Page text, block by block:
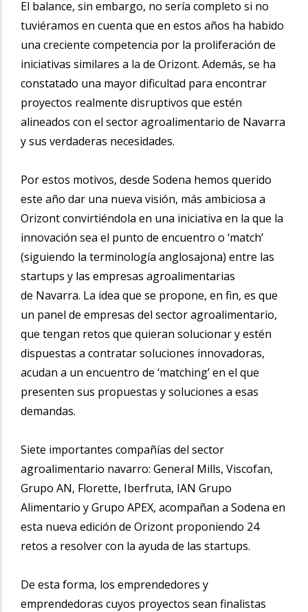
El balance, sin embargo, no sería completo si no
tuviéramos en cuenta que en estos años ha habido
una creciente competencia por la proliferación de
iniciativas similares a la de Orizont. Además, se ha
constatado una mayor dificultad para encontrar
proyectos realmente disruptivos que estén
alineados con el sector agroalimentario de Navarra
y sus verdaderas necesidades.
Por estos motivos, desde Sodena hemos querido
este año dar una nueva visión, más ambiciosa a
Orizont convirtiéndola en una iniciativa en la que la
innovación sea el punto de encuentro o ‘match’
(siguiendo la terminología anglosajona) entre las
startups y las empresas agroalimentarias
de Navarra. La idea que se propone, en fin, es que
un panel de empresas del sector agroalimentario,
que tengan retos que quieran solucionar y estén
dispuestas a contratar soluciones innovadoras,
acudan a un encuentro de ‘matching’ en el que
presenten sus propuestas y soluciones a esas
demandas.
Siete importantes compañías del sector
agroalimentario navarro: General Mills, Viscofan,
Grupo AN, Florette, Iberfruta, IAN Grupo
Alimentario y Grupo APEX, acompañan a Sodena en
esta nueva edición de Orizont proponiendo 24
retos a resolver con la ayuda de las startups.
De esta forma, los emprendedores y
emprendedoras cuyos proyectos sean finalistas